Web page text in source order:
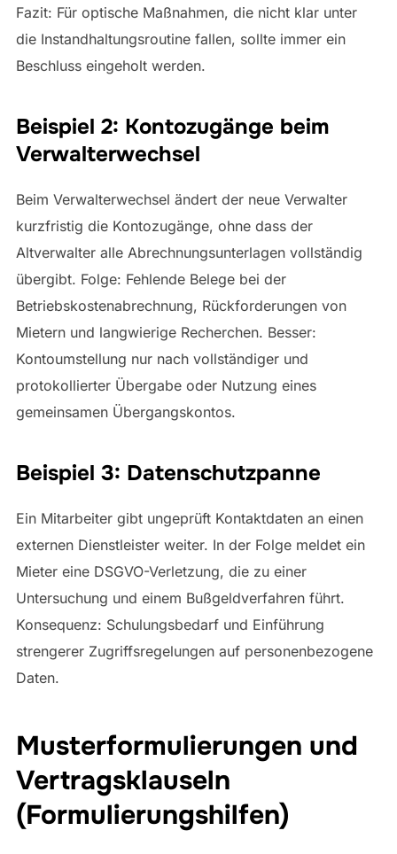
Fazit: Für optische Maßnahmen, die nicht klar unter
die Instandhaltungsroutine fallen, sollte immer ein
Beschluss eingeholt werden.
Beispiel 2: Kontozugänge beim
Verwalterwechsel
Beim Verwalterwechsel ändert der neue Verwalter
kurzfristig die Kontozugänge, ohne dass der
Altverwalter alle Abrechnungsunterlagen vollständig
übergibt. Folge: Fehlende Belege bei der
Betriebskostenabrechnung, Rückforderungen von
Mietern und langwierige Recherchen. Besser:
Kontoumstellung nur nach vollständiger und
protokollierter Übergabe oder Nutzung eines
gemeinsamen Übergangskontos.
Beispiel 3: Datenschutzpanne
Ein Mitarbeiter gibt ungeprüft Kontaktdaten an einen
externen Dienstleister weiter. In der Folge meldet ein
Mieter eine DSGVO-Verletzung, die zu einer
Untersuchung und einem Bußgeldverfahren führt.
Konsequenz: Schulungsbedarf und Einführung
strengerer Zugriffsregelungen auf personenbezogene
Daten.
Musterformulierungen und
Vertragsklauseln
(Formulierungshilfen)